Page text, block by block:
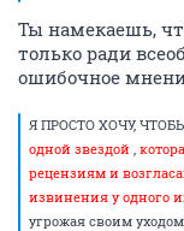
Ты намекаешь,
только ради
ошибочное
Я ПРОСТО ХОЧУ,
одной звездой ,
рецензиям и
извинения у одного
угрожая своим уходом